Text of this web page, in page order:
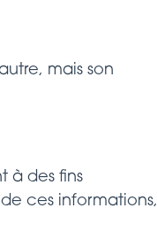
mais son
à des fins
ces informations,